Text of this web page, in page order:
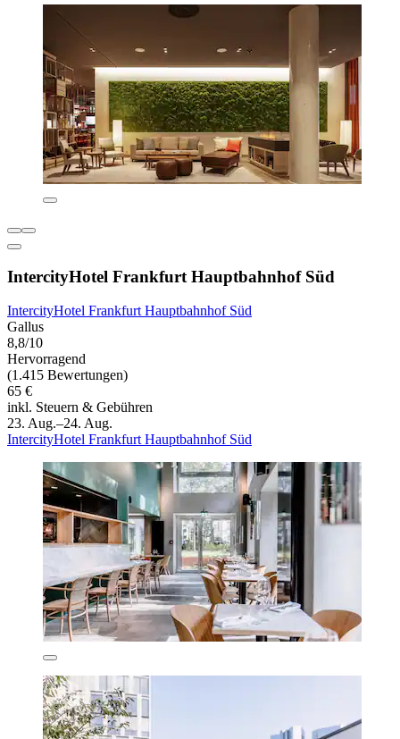
IntercityHotel Frankfurt Hauptbahnhof Süd
IntercityHotel Frankfurt Hauptbahnhof Süd
Gallus
8,8/10
Hervorragend
(1.415 Bewertungen)
65 €
inkl. Steuern & Gebühren
23. Aug.–24. Aug.
IntercityHotel Frankfurt Hauptbahnhof Süd